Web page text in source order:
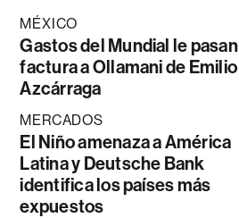
MÉXICO
Gastos del Mundial le pasan
factura a Ollamani de Emilio
Azcárraga
MERCADOS
El Niño amenaza a América
Latina y Deutsche Bank
identifica los países más
expuestos